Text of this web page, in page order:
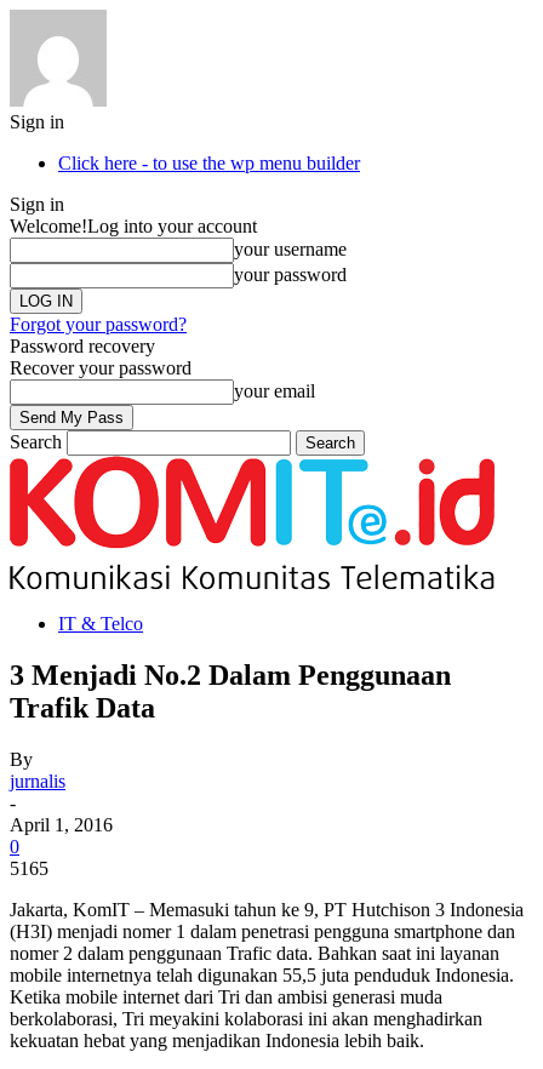
Sign in
Click here - to use the wp menu builder
Sign in
Welcome!Log into your account
your username
your password
Forgot your password?
Password recovery
Recover your password
your email
Search
IT & Telco
3 Menjadi No.2 Dalam Penggunaan
Trafik Data
By
jurnalis
-
April 1, 2016
0
5165
Jakarta, KomIT – Memasuki tahun ke 9, PT Hutchison 3 Indonesia
(H3I) menjadi nomer 1 dalam penetrasi pengguna smartphone dan
nomer 2 dalam penggunaan Trafic data. Bahkan saat ini layanan
mobile internetnya telah digunakan 55,5 juta penduduk Indonesia.
Ketika mobile internet dari Tri dan ambisi generasi muda
berkolaborasi, Tri meyakini kolaborasi ini akan menghadirkan
kekuatan hebat yang menjadikan Indonesia lebih baik.